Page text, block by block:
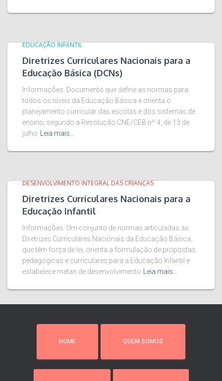
EDUCAÇÃO INFANTIL
Diretrizes Curriculares Nacionais para a
Educação Básica (DCNs)
Informações: Documento que define as normas para
todos os níveis da Educação Básica e orienta o
planejamento curricular das escolas e dos sistemas de
ensino, segundo a Resolução CNE/CEB nº 4, de 13 de
julho
Leia mais…
DESENVOLVIMENTO INTEGRAL DAS CRIANÇAS
Diretrizes Curriculares Nacionais para a
Educação Infantil
Informações: Um conjunto de normas articuladas às
Diretrizes Curriculares Nacionais da Educação Básica,
que têm força de lei, orienta a formulação de propostas
pedagógicas e curriculares para a Educação Infantil e
estabelece metas de desenvolvimento
Leia mais…
HOME QUEM SOMOS